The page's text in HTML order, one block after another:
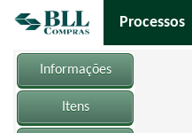
Processos
Informações
Itens